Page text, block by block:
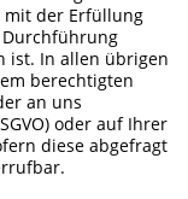
mit der Erfüllung
Durchführung
ist. In allen übrigen
berechtigten
an uns
oder auf Ihrer
diese abgefragt